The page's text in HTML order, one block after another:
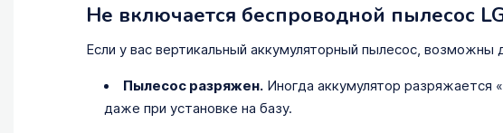
Не включается беспроводной пылесос
Если у вас вертикальный аккумуляторный пылесос, возможны
Пылесос разряжен.Иногда аккумулятор разряжается
даже при установке на базу.